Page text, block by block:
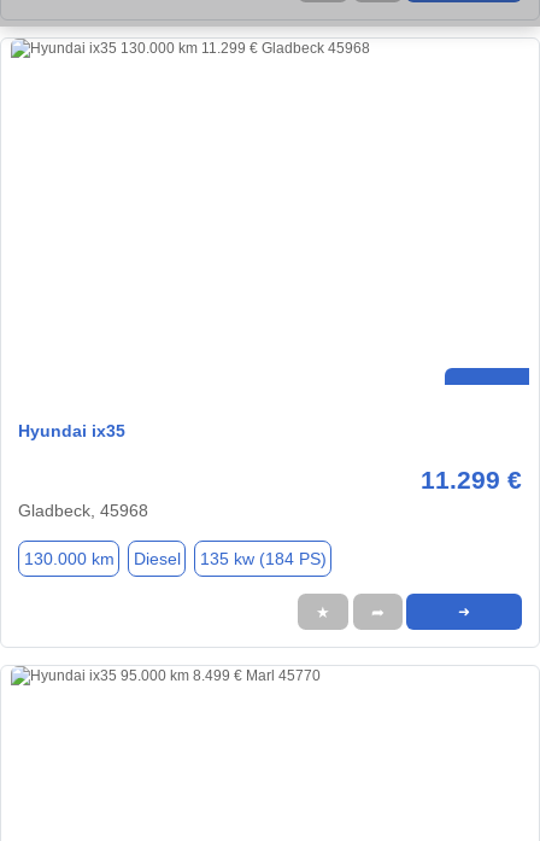
Hyundai ix35
11.299 €
Gladbeck, 45968
130.000 km Diesel 135 kw (184 PS)
★ ➦ ➜